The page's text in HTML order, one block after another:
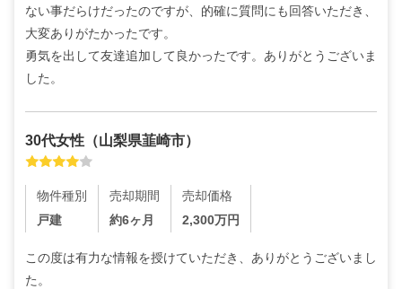
ない事だらけだったのですが、的確に質問にも回答いただき、
大変ありがたかったです。
勇気を出して友達追加して良かったです。ありがとうございま
した。
30代女性 （山梨県韮崎市）
物件種別
戸建
売却期間
約6ヶ月
売却価格
2,300万円
この度は有力な情報を授けていただき、ありがとうございまし
た。